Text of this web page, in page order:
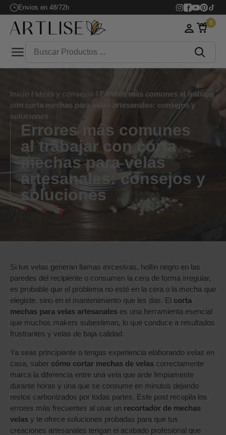
Envios en 48/72h
0
Inicio / Ideas y consejos / Errores más comunes al trabajar
con corta mechas para velas artesanales: consejos y
soluciones
Errores más comunes
al trabajar con corta
mechas para velas
artesanales: consejos y
soluciones
Si tus velas generan llamas excesivas, hollín negro en las
paredes del recipiente o consumen la cera de forma irregular,
es probable que el problema no esté en la cera o la mecha que
elegiste, sino en el mantenimiento que les das. El corta
mechas para velas artesanales es una herramienta esencial
que muchos makers subestiman, lo que conduce a resultados
frustrantes y velas de baja calidad.
Ya seas principiante o tengas experiencia elaborando velas en
casa, saber cómo cortar mechas de velas correctamente
marca la diferencia entre una vela que arde limpiamente
durante horas y una que se consume en minutos dejando
restos carbonizados por todas partes. Este post recopila los
errores más frecuentes al usar un recortador de mechas
velas y te ofrece soluciones probadas para que tus
creaciones artesanales tengan el acabado profesional que